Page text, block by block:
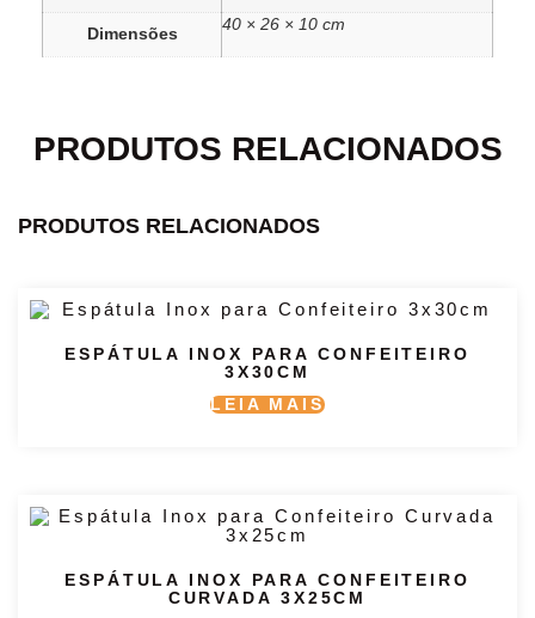
Dimensões
40 × 26 × 10 cm
PRODUTOS RELACIONADOS
PRODUTOS RELACIONADOS
ESPÁTULA INOX PARA CONFEITEIRO
3X30CM
LEIA MAIS
ESPÁTULA INOX PARA CONFEITEIRO
CURVADA 3X25CM